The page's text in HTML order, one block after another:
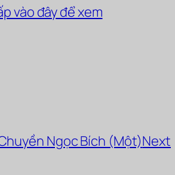
vào đây để xem
Ngọc Bích (Một)Next